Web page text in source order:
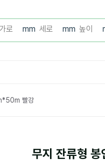
빨강
무지 잔류형